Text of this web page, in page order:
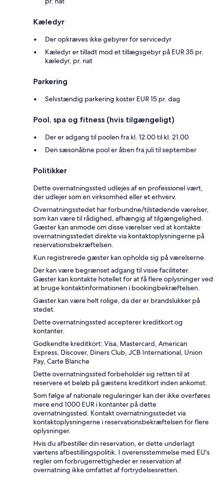
Kæledyr
Der opkræves ikke gebyrer for servicedyr
Kæledyr er tilladt mod et tillægsgebyr på EUR 35 pr.
kæledyr, pr. nat
Parkering
Selvstændig parkering koster EUR 15 pr. dag
Pool, spa og fitness (hvis tilgængeligt)
Der er adgang til poolen fra kl. 12.00 til kl. 21.00
Den sæsonåbne pool er åben fra juli til september
Politikker
Dette overnatningssted udlejes af en professionel vært,
der udlejer som en virksomhed eller et erhverv.
Overnatningsstedet har forbundne/tilstødende værelser,
som kan være til rådighed, afhængig af tilgængelighed.
Gæster kan anmode om disse værelser ved at kontakte
overnatningsstedet direkte via kontaktoplysningerne på
reservationsbekræftelsen.
Kun registrerede gæster kan opholde sig på værelserne.
Der kan være begrænset adgang til visse faciliteter.
Gæster kan kontakte hotellet for at få flere oplysninger ved
at bruge kontaktinformationen i bookingbekræftelsen.
Gæster kan være helt rolige, da der er brandslukker på
stedet.
Dette overnatningssted accepterer kreditkort og
kontanter.
Godkendte kreditkort: Visa, Mastercard, American
Express, Discover, Diners Club, JCB International, Union
Pay, Carte Blanche
Dette overnatningssted forbeholder sig retten til at
reservere et beløb på gæstens kreditkort inden ankomst.
Som følge af nationale reguleringer kan der ikke overføres
mere end 1000 EUR i kontanter på dette
overnatningssted. Kontakt overnatningsstedet via
kontaktoplysningerne i reservationsbekræftelsen for flere
oplysninger.
Hvis du afbestiller din reservation, er dette underlagt
værtens afbestillingspolitik. I overensstemmelse med EU's
regler om forbrugerrettigheder er reservation af
overnatning ikke omfattet af fortrydelsesretten.